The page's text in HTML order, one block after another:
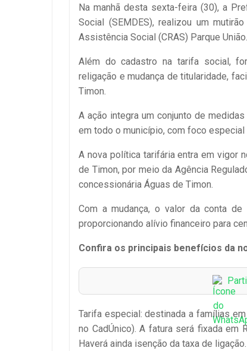
Na manhã desta sexta-feira (30), a
Social (SEMDES), realizou um
Assistência Social (CRAS) Parque União.
Além do cadastro na tarifa social,
religação e mudança de titularidade,
Timon.
A ação integra um conjunto de
em todo o município, com foco
A nova política tarifária entra em vigor
de Timon, por meio da Agência
concessionária Águas de Timon.
Com a mudança, o valor da conta
proporcionando alívio financeiro para
Confira os principais benefícios da
Tarifa especial: destinada a famílias
no CadÚnico). A fatura será fixada em
Haverá ainda isenção da taxa de ligação.